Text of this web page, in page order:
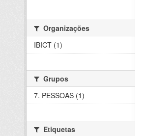
Organizações
IBICT (1)
Grupos
7. PESSOAS (1)
Etiquetas